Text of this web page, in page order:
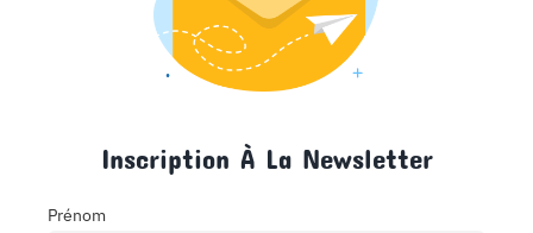
Inscription À La Newsletter
Prénom